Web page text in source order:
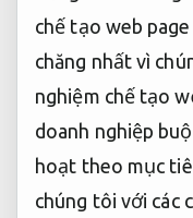
chế tạo web
chăng nhất vì
nghiệm chế tạo
doanh nghiệp
hoạt theo mục
chúng tôi với các